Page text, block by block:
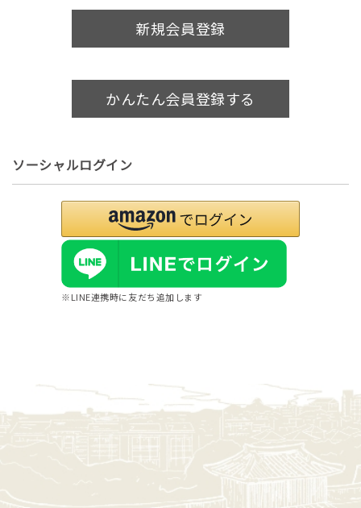
新規会員登録
かんたん会員登録する
ソーシャルログイン
※LINE連携時に友だち追加します